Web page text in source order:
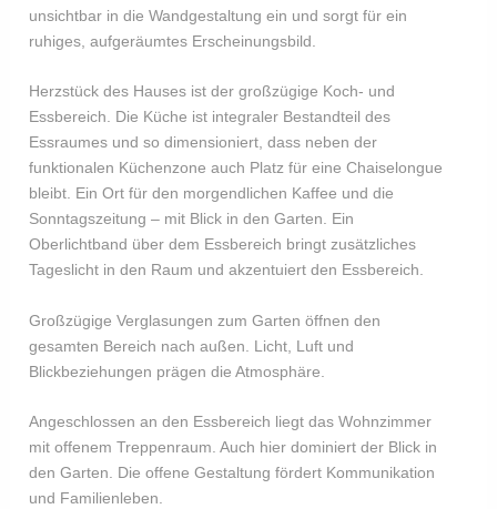
unsichtbar in die Wandgestaltung ein und sorgt für ein
ruhiges, aufgeräumtes Erscheinungsbild.
Herzstück des Hauses ist der großzügige Koch- und
Essbereich. Die Küche ist integraler Bestandteil des
Essraumes und so dimensioniert, dass neben der
funktionalen Küchenzone auch Platz für eine Chaiselongue
bleibt. Ein Ort für den morgendlichen Kaffee und die
Sonntagszeitung – mit Blick in den Garten. Ein
Oberlichtband über dem Essbereich bringt zusätzliches
Tageslicht in den Raum und akzentuiert den Essbereich.
Großzügige Verglasungen zum Garten öffnen den
gesamten Bereich nach außen. Licht, Luft und
Blickbeziehungen prägen die Atmosphäre.
Angeschlossen an den Essbereich liegt das Wohnzimmer
mit offenem Treppenraum. Auch hier dominiert der Blick in
den Garten. Die offene Gestaltung fördert Kommunikation
und Familienleben.